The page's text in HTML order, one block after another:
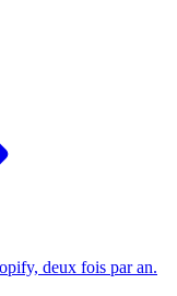
deux fois par an.